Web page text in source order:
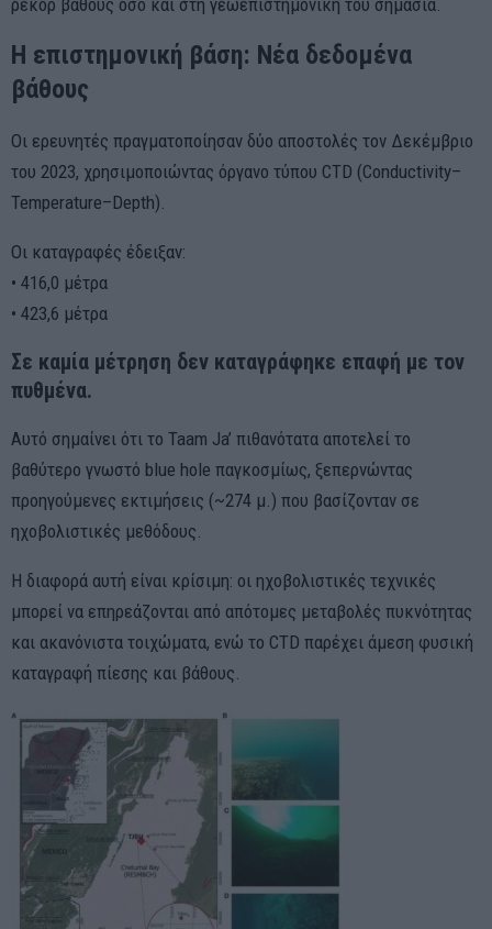
ρεκόρ βάθους όσο και στη γεωεπιστημονική του σημασία.
Η επιστημονική βάση: Νέα δεδομένα
βάθους
Οι ερευνητές πραγματοποίησαν δύο αποστολές τον Δεκέμβριο
του 2023, χρησιμοποιώντας όργανο τύπου CTD (Conductivity–
Temperature–Depth).
Οι καταγραφές έδειξαν:
• 416,0 μέτρα
• 423,6 μέτρα
Σε καμία μέτρηση δεν καταγράφηκε επαφή με τον
πυθμένα.
Αυτό σημαίνει ότι το Taam Ja’ πιθανότατα αποτελεί το
βαθύτερο γνωστό blue hole παγκοσμίως, ξεπερνώντας
προηγούμενες εκτιμήσεις (~274 μ.) που βασίζονταν σε
ηχοβολιστικές μεθόδους.
Η διαφορά αυτή είναι κρίσιμη: οι ηχοβολιστικές τεχνικές
μπορεί να επηρεάζονται από απότομες μεταβολές πυκνότητας
και ακανόνιστα τοιχώματα, ενώ το CTD παρέχει άμεση φυσική
καταγραφή πίεσης και βάθους.